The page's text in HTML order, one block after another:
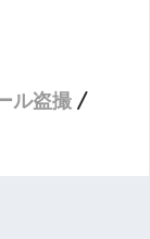
ル盗撮